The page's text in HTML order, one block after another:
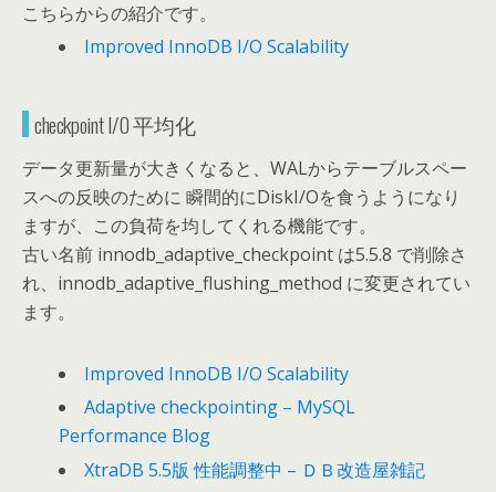
こちらからの紹介です。
Improved InnoDB I/O Scalability
checkpoint I/O 平均化
データ更新量が大きくなると、WALからテーブルスペー
スへの反映のために 瞬間的にDiskI/Oを食うようになり
ますが、この負荷を均してくれる機能です。
古い名前 innodb_adaptive_checkpoint は5.5.8 で削除さ
れ、innodb_adaptive_flushing_method に変更されてい
ます。
Improved InnoDB I/O Scalability
Adaptive checkpointing – MySQL
Performance Blog
XtraDB 5.5版 性能調整中 – ＤＢ改造屋雑記